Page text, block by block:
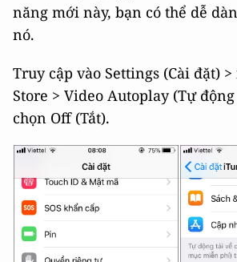
năng mới này, bạn có thể dễ
nó.
Truy cập vào Settings (Cài đặt)
Store > Video Autoplay (Tự
chọn Off (Tắt).